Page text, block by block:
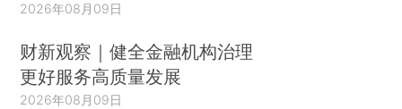
2026年08月09日
财新观察｜健全金融机构治理
更好服务高质量发展
2026年08月09日